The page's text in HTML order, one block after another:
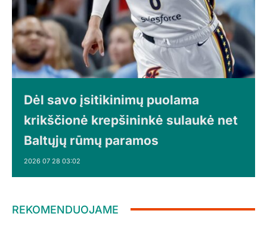
Dėl savo įsitikinimų puolama
krikščionė krepšininkė sulaukė net
Baltųjų rūmų paramos
2026 07 28 03:02
REKOMENDUOJAME